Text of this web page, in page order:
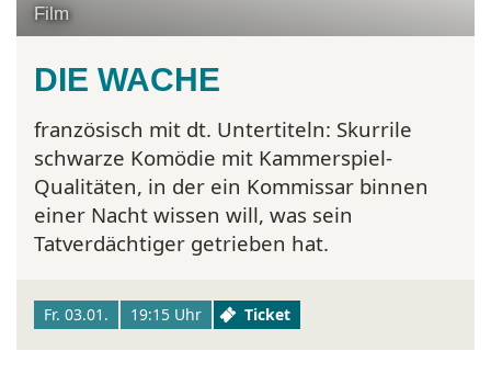
Film
DIE WACHE
französisch mit dt. Untertiteln: Skurrile
schwarze Komödie mit Kammerspiel-
Qualitäten, in der ein Kommissar binnen
einer Nacht wissen will, was sein
Tatverdächtiger getrieben hat.
Fr. 03.01. 19:15 Uhr Ticket